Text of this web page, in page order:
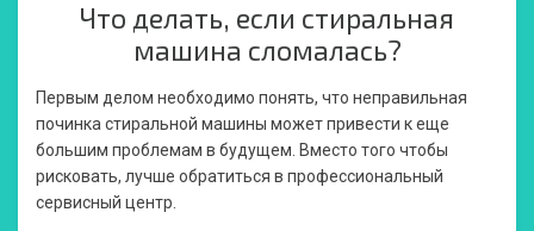
Что делать, если стиральная
машина сломалась?
Первым делом необходимо понять, что неправильная
починка стиральной машины может привести к еще
большим проблемам в будущем. Вместо того чтобы
рисковать, лучше обратиться в профессиональный
сервисный центр.